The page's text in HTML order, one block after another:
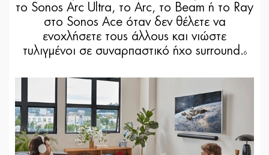
το Sonos Arc Ultra, το Arc, το Beam ή το Ray
στο Sonos Ace όταν δεν θέλετε να
ενοχλήσετε τους άλλους και νιώστε
τυλιγμένοι σε συναρπαστικό ήχο surround. 6